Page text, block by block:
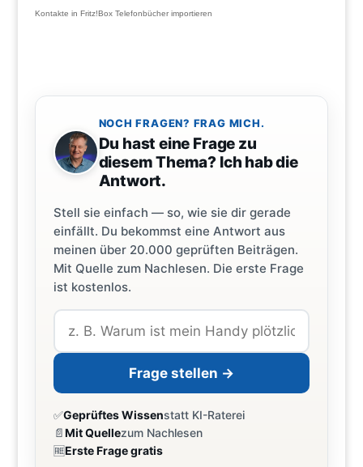
Kontakte in Fritz!Box Telefonbücher importieren
NOCH FRAGEN? FRAG MICH.
Du hast eine Frage zu
diesem Thema? Ich hab die
Antwort.
Stell sie einfach — so, wie sie dir gerade
einfällt. Du bekommst eine Antwort aus
meinen über 20.000 geprüften Beiträgen.
Mit Quelle zum Nachlesen. Die erste Frage
ist kostenlos.
Frage stellen →
✅Geprüftes Wissenstatt KI-Raterei
📄Mit Quellezum Nachlesen
🆓Erste Frage gratis